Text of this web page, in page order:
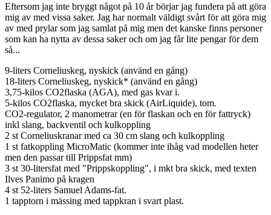
Eftersom jag inte bryggt något på 10 år börjar jag fundera på att göra
mig av med vissa saker. Jag har normalt väldigt svårt för att göra mig
av med prylar som jag samlat på mig men det kanske finns personer
som kan ha nytta av dessa saker och om jag får lite pengar för dem
så...
9-liters Corneliuskeg, nyskick (använd en gång)
18-liters Corneliuskeg, nyskick* (använd en gång)
3,75-kilos CO2flaska (AGA), med gas kvar i.
5-kilos CO2flaska, mycket bra skick (AirLiquide), tom.
CO2-regulator, 2 manometrar (en för flaskan och en för fattryck)
inkl slang, backventil och kulkoppling
2 st Corneliuskranar med ca 30 cm slang och kulkoppling
1 st fatkoppling MicroMatic (kommer inte ihåg vad modellen heter
men den passar till Prippsfat mm)
3 st 30-litersfat med "Prippskoppling", i mkt bra skick, med texten
Ilves Panimo på kragen
4 st 52-liters Samuel Adams-fat.
1 tapptorn i mässing med tappkran i svart plast.